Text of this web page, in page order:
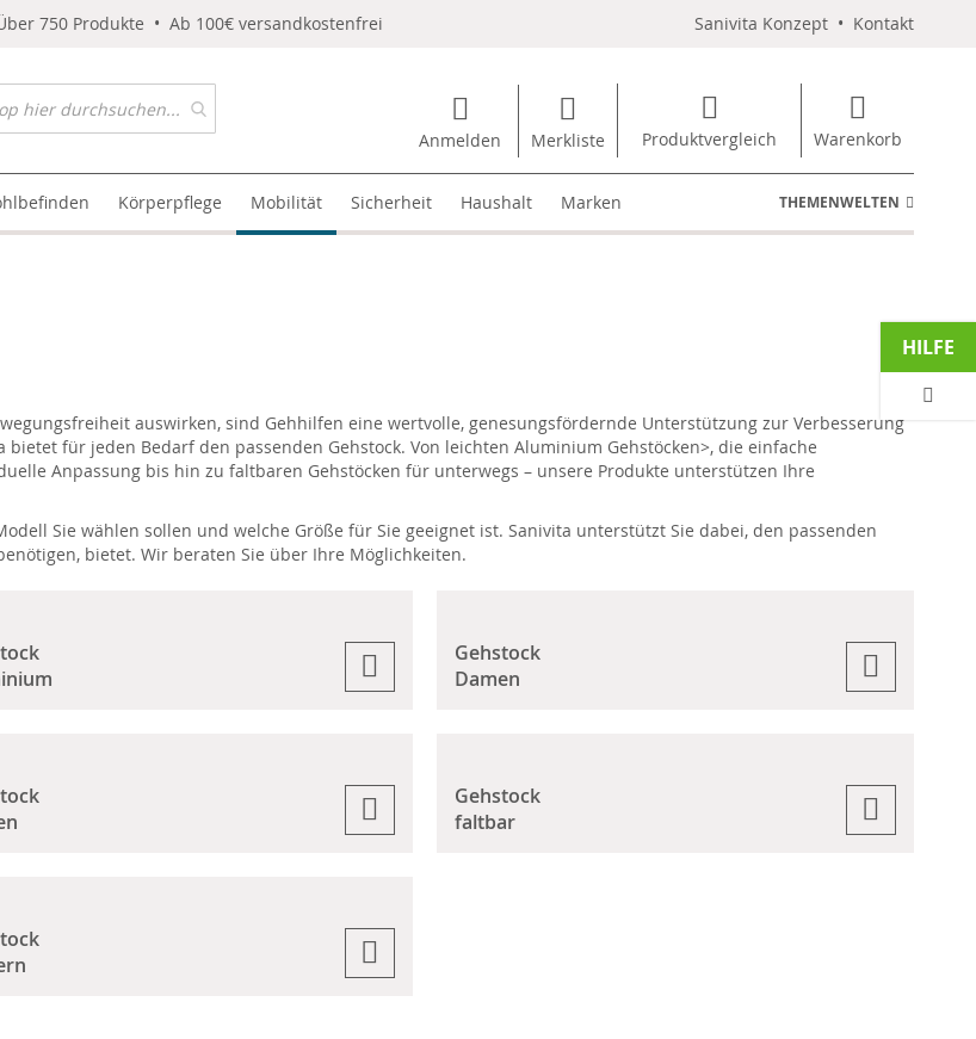
750 Produkte • Ab 100€ versandkostenfrei Sanivita Konzept • Kontakt
Anmelden Merkliste Produktvergleich Warenkorb
Körperpflege Mobilität Sicherheit Haushalt Marken THEMENWELTEN
auswirken, sind Gehhilfen eine wertvolle, genesungsfördernde Unterstützung zur Verbesserung
für jeden Bedarf den passenden Gehstock. Von leichten Aluminium Gehstöcken>, die einfache
Anpassung bis hin zu faltbaren Gehstöcken für unterwegs – unsere Produkte unterstützen Ihre
Sie wählen sollen und welche Größe für Sie geeignet ist. Sanivita unterstützt Sie dabei, den passenden
bietet. Wir beraten Sie über Ihre Möglichkeiten.
Gehstock
Damen
Gehstock
faltbar
HILFE